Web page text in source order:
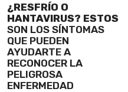
¿RESFRÍO O
HANTAVIRUS? ESTOS
SON LOS SÍNTOMAS
QUE PUEDEN
AYUDARTE A
RECONOCER LA
PELIGROSA
ENFERMEDAD